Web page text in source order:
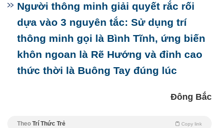
Người thông minh giải quyết rắc rối
dựa vào 3 nguyên tắc: Sử dụng trí
thông minh gọi là Bình Tĩnh, ứng biến
khôn ngoan là Rẽ Hướng và đỉnh cao
thức thời là Buông Tay đúng lúc
Đông Bắc
Theo Trí Thức Trẻ Copy link